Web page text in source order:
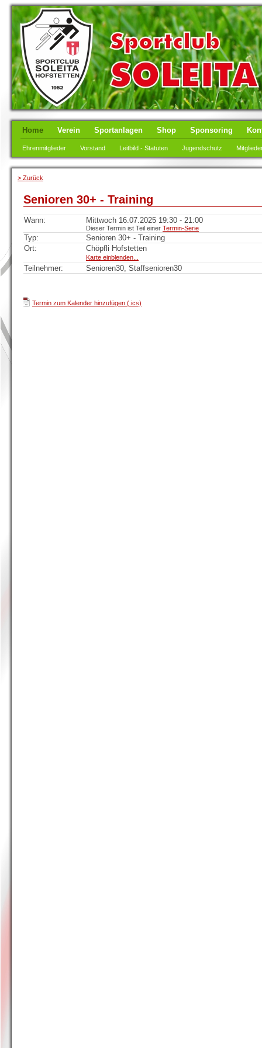
Home Verein Sportanlagen Shop Sponsoring
Ehrenmitglieder Vorstand Leitbild - Statuten Jugendschutz
> Zurück
Senioren 30+ - Training
Wann: Mittwoch 16.07.2025 19:30 - 21:00
Dieser Termin ist Teil einer Termin-Serie
Typ:
Senioren 30+ - Training
Ort:
Chöpfli Hofstetten
Karte einblenden...
Teilnehmer: Senioren30, Staffsenioren30
Termin zum Kalender hinzufügen (.ics)